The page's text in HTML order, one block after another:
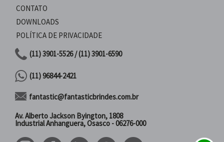
CONTATO
DOWNLOADS
POLÍTICA DE PRIVACIDADE
(11) 3901-5526 / (11) 3901-6590
(11) 96844-2421
fantastic@fantasticbrindes.com.br
Av. Alberto Jackson Byington, 1808
Industrial Anhanguera, Osasco - 06276-000